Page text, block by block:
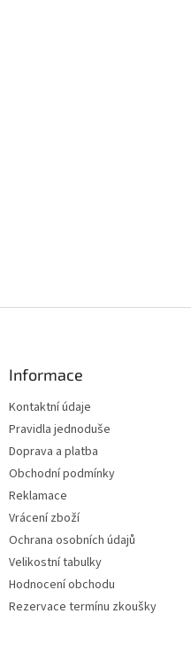
Informace
Kontaktní údaje
Pravidla jednoduše
Doprava a platba
Obchodní podmínky
Reklamace
Vrácení zboží
Ochrana osobních údajů
Velikostní tabulky
Hodnocení obchodu
Rezervace termínu zkoušky